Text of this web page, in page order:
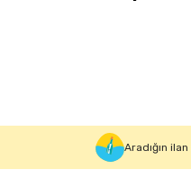
Aradığın